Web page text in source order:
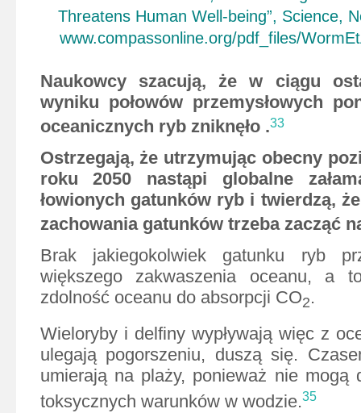
Threatens Human Well-being”, Science,
www.compassonline.org/pdf_files/
Naukowcy szacują, że w ciągu
wyniku połowów przemysłowych
oceanicznych ryb zniknęło .33
Ostrzegają, że utrzymując obecny
roku 2050 nastąpi globalne
łowionych gatunków ryb i twierdzą,
zachowania gatunków trzeba zacząć
Brak jakiegokolwiek gatunku ryb
większego zakwaszenia oceanu, a
zdolność oceanu do absorpcji CO2.
Wieloryby i delfiny wypływają więc z
ulegają pogorszeniu, duszą się.
umierają na plaży, ponieważ nie mogą
toksycznych warunków w wodzie.35